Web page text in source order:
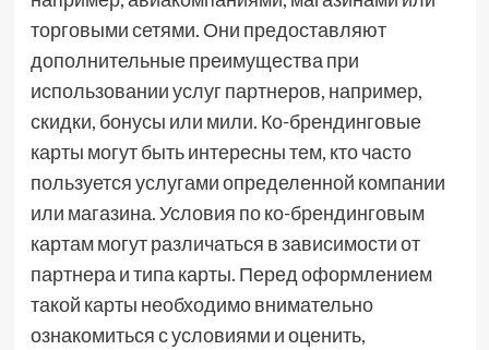
торговыми сетями. Они предоставляют
дополнительные преимущества при
использовании услуг партнеров, например,
скидки, бонусы или мили. Ко-брендинговые
карты могут быть интересны тем, кто часто
пользуется услугами определенной компании
или магазина. Условия по ко-брендинговым
картам могут различаться в зависимости от
партнера и типа карты. Перед оформлением
такой карты необходимо внимательно
ознакомиться с условиями и оценить,